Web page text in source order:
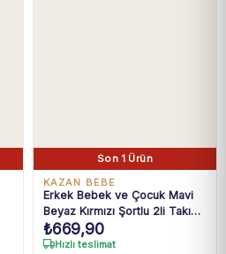
Son 1 Ürün
KAZAN BEBE
Erkek Bebek ve Çocuk Mavi
Beyaz Kırmızı Şortlu 2li Takım
2-6 Yaş
₺669,90
Hızlı teslimat